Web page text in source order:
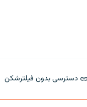
دسترسی بدون فیلترشکن